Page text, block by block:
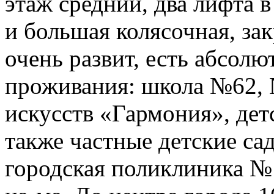
и большая колясочная,
очень развит, есть
проживания: школа №62,
искусств «Гармония»,
также частные детские
городская